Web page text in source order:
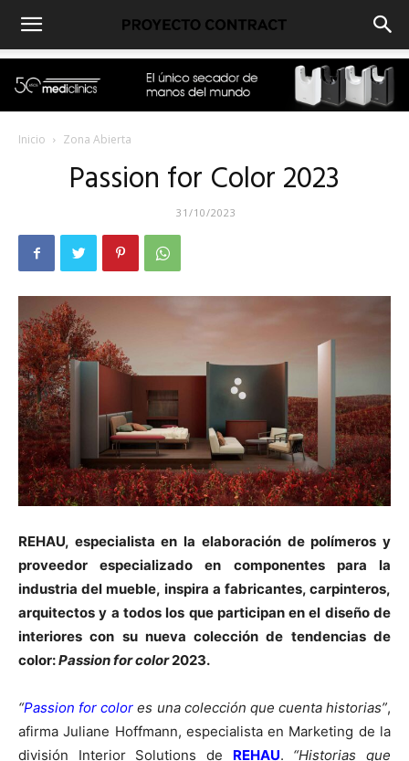
Inicio Zona Abierta
Passion for Color 2023
31/10/2023
REHAU, especialista en la elaboración de polímeros y
proveedor especializado en componentes para la
industria del mueble, inspira a fabricantes, carpinteros,
arquitectos y a todos los que participan en el diseño de
interiores con su nueva colección de tendencias de
color:Passion for color2023.
“Passion for color es una colección que cuenta historias”,
afirma Juliane Hoffmann, especialista en Marketing de la
división Interior Solutions de REHAU. “Historias que